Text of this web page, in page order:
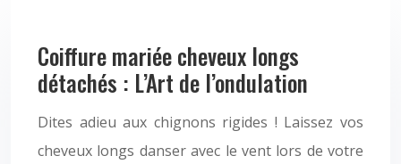
Coiffure mariée cheveux longs
détachés : L’Art de l’ondulation
Dites adieu aux chignons rigides ! Laissez vos
cheveux longs danser avec le vent lors de votre